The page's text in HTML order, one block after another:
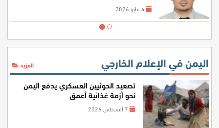
اليمن في الإعلام الخارجي المزيد
تصعيد الحوثيين العسكري يدفع اليمن
نحو أزمة غذائية أعمق